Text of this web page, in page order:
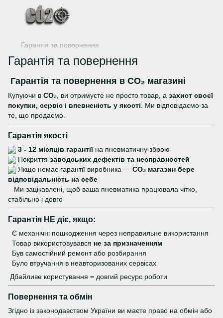
Гарантія та повернення
Гарантія та повернення
Гарантія та повернення в CO₂ магазині
Купуючи в CO₂, ви отримуєте не просто товар, а захист своєї
покупки, сервіс і впевненість у якості. Ми відповідаємо за
те, що продаємо.
Гарантія якості
3 - 12 місяців гарантіїна пневматичну зброю
Покриття заводських дефектів та несправностей
Якщо немає гарантії виробника — CO₂ магазин бере
відповідальність на себе
Ми зацікавлені, щоб ваша пневматика працювала чітко,
стабільно і довго
Гарантія НЕ діє, якщо:
Є механічні пошкодження через неправильне використання
Товар використовувався не за призначенням
Був самостійний ремонт або розбирання
Було втручання в неавторизованих сервісах
Дбайливе користування = довгий ресурс роботи
Повернення та обмін
Згідно із законодавством України ви маєте право на обмін або